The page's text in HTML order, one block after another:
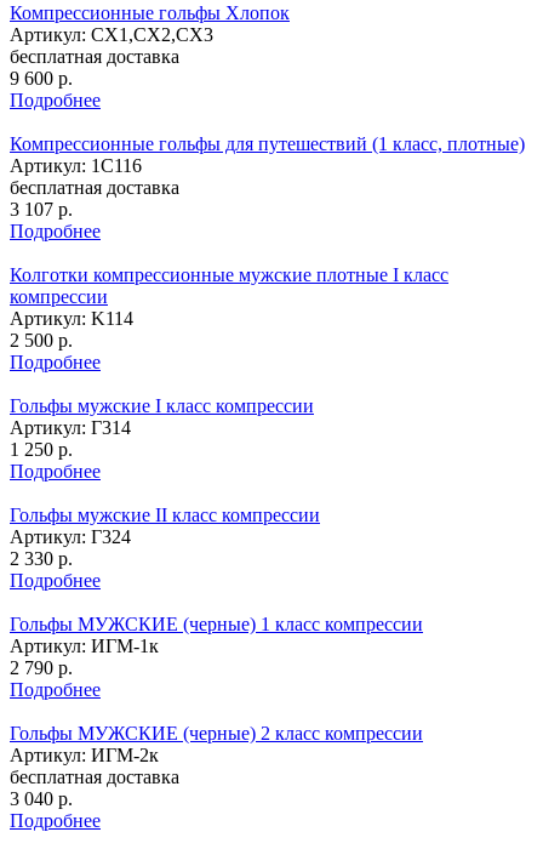
Компрессионные гольфы Хлопок
Артикул: СХ1,CX2,CX3
бесплатная доставка
9 600 р.
Подробнее
Компрессионные гольфы для путешествий (1 класс, плотные)
Артикул: 1С116
бесплатная доставка
3 107 р.
Подробнее
Колготки компрессионные мужские плотные I класс
компрессии
Артикул: K114
2 500 р.
Подробнее
Гольфы мужские I класс компрессии
Артикул: Г314
1 250 р.
Подробнее
Гольфы мужские II класс компрессии
Артикул: Г324
2 330 р.
Подробнее
Гольфы МУЖСКИЕ (черные) 1 класc компрессии
Артикул: ИГМ-1к
2 790 р.
Подробнее
Гольфы МУЖСКИЕ (черные) 2 класc компрессии
Артикул: ИГМ-2к
бесплатная доставка
3 040 р.
Подробнее